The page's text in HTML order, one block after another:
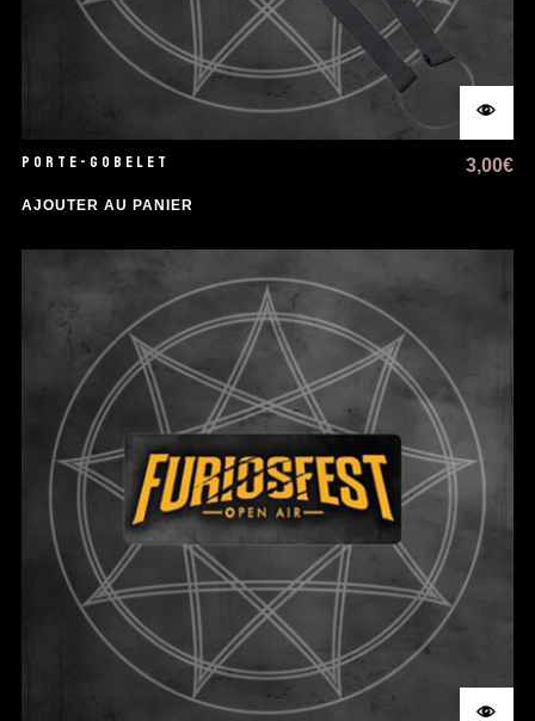
PORTE-GOBELET 3,00€
AJOUTER AU PANIER